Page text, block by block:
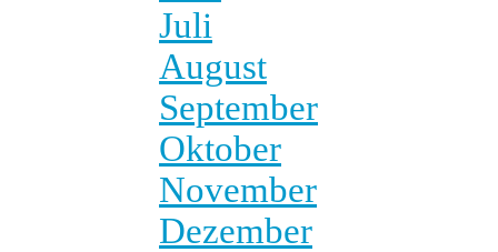
Juli
August
September
Oktober
November
Dezember